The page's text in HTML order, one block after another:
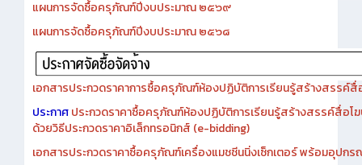
แผนการจัดซื้อครุภัณฑ์ปีงบประมาณ ๒๕๖๙
แผนการจัดซื้อครุภัณฑ์ปีงบประมาณ ๒๕๖๘
เอกสารประกวดราคาการซื้อครุภัณฑ์ห้องปฏิบัติการเรียนรู้สร้างสรรค์
ประกาศ ประกวดราคาซื้อครุภัณฑ์ห้องปฏิบัติการเรียนรู้สร้างสรรค์สื่อโ
ด้วยวิธีประกวดราคาอิเล็กทรอนิกส์ (e-bidding)